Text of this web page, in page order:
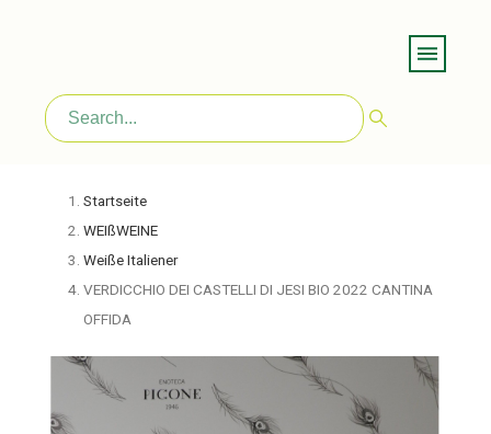
Startseite
WEIßWEINE
Weiße Italiener
VERDICCHIO DEI CASTELLI DI JESI BIO 2022 CANTINA
OFFIDA